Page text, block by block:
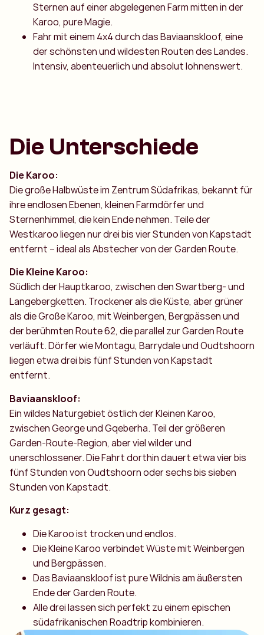
Sternen auf einer abgelegenen Farm mitten in der
Karoo, pure Magie.
Fahr mit einem 4x4 durch das Baviaanskloof, eine
der schönsten und wildesten Routen des Landes.
Intensiv, abenteuerlich und absolut lohnenswert.
Die Unterschiede
Die Karoo:
Die große Halbwüste im Zentrum Südafrikas, bekannt für
ihre endlosen Ebenen, kleinen Farmdörfer und
Sternenhimmel, die kein Ende nehmen. Teile der
Westkaroo liegen nur drei bis vier Stunden von Kapstadt
entfernt – ideal als Abstecher von der Garden Route.
Die Kleine Karoo:
Südlich der Hauptkaroo, zwischen den Swartberg- und
Langebergketten. Trockener als die Küste, aber grüner
als die Große Karoo, mit Weinbergen, Bergpässen und
der berühmten Route 62, die parallel zur Garden Route
verläuft. Dörfer wie Montagu, Barrydale und Oudtshoorn
liegen etwa drei bis fünf Stunden von Kapstadt
entfernt.
Baviaanskloof:
Ein wildes Naturgebiet östlich der Kleinen Karoo,
zwischen George und Gqeberha. Teil der größeren
Garden-Route-Region, aber viel wilder und
unerschlossener. Die Fahrt dorthin dauert etwa vier bis
fünf Stunden von Oudtshoorn oder sechs bis sieben
Stunden von Kapstadt.
Kurz gesagt:
Die Karoo ist trocken und endlos.
Die Kleine Karoo verbindet Wüste mit Weinbergen
und Bergpässen.
Das Baviaanskloof ist pure Wildnis am äußersten
Ende der Garden Route.
Alle drei lassen sich perfekt zu einem epischen
südafrikanischen Roadtrip kombinieren.